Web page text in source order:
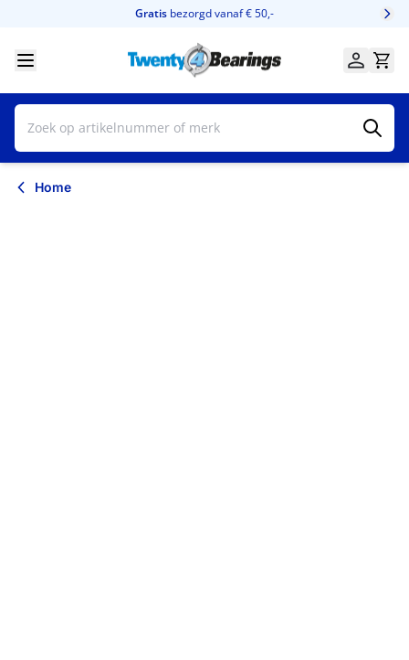
Gratis bezorgd vanaf € 50,-
Home